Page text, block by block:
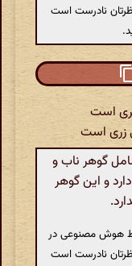
نادرست است
است
زری است
گوهر ناب و
و این گوهر
هوش مصنوعی در
نادرست است